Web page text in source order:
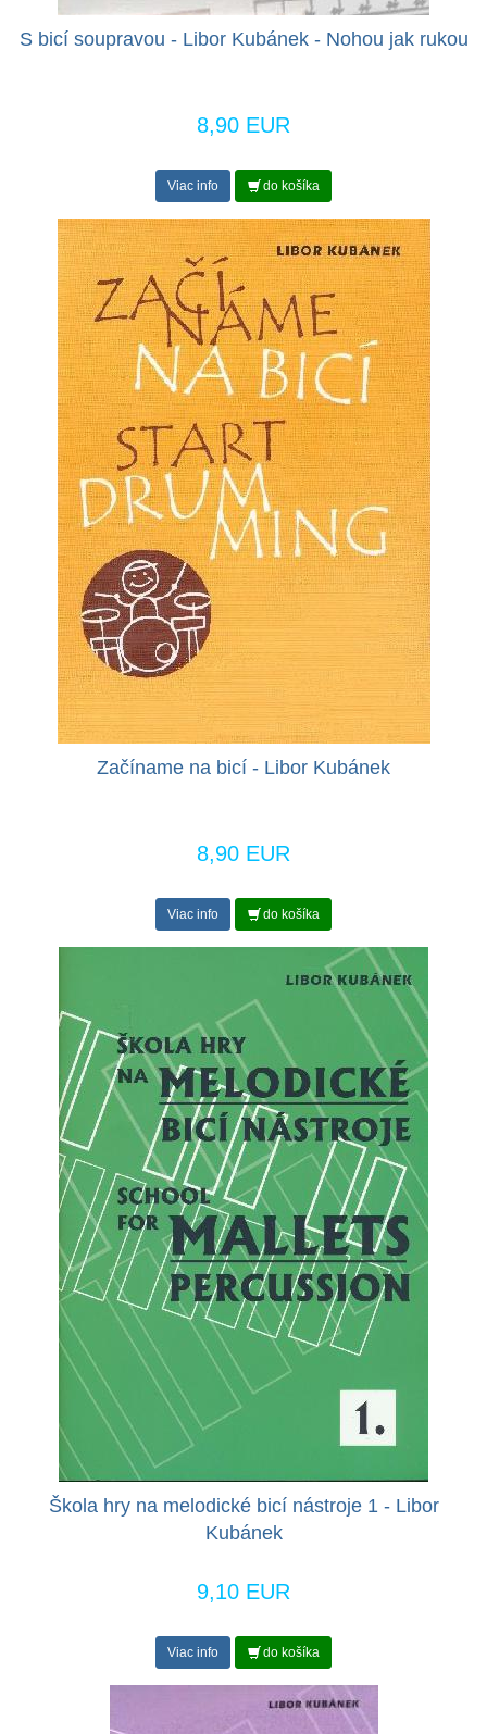
S bicí soupravou - Libor Kubánek - Nohou jak rukou
8,90 EUR
Viac info do košíka
Začíname na bicí - Libor Kubánek
8,90 EUR
Viac info do košíka
Škola hry na melodické bicí nástroje 1 - Libor
Kubánek
9,10 EUR
Viac info do košíka